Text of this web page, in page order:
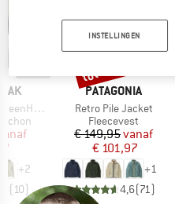
Hoody
prijs
+2
( 10)
MERK
PATAGONIA
Artikel
Retro Pile Jacket
Productgroep
Fleecevest
Prijs
€ 149,95Verlaagde
vanaf
€ 101,97
+1
4,6(71)
tot -32%
INSTELLINGEN